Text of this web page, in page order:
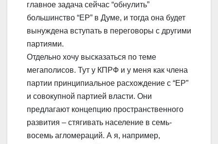
главное задача сейчас “обнулить”
большинство “ЕР” в Думе, и тогда она будет
вынуждена вступать в переговоры с другими
партиями.
Отдельно хочу высказаться по теме
мегаполисов. Тут у КПРФ и у меня как члена
партии принципиальное расхождение с “ЕР”
и совокупной партией власти. Они
предлагают концепцию пространственного
развития – стягивать население в семь-
восемь агломераций. А я, например,